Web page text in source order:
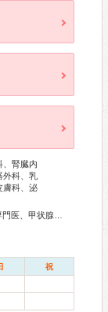
、腎臓内
外科、乳
膚科、泌
祝